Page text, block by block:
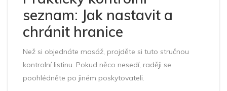
seznam: Jak nastavit a
chránit hranice
Než si objednáte masáž, projděte si tuto stručnou
kontrolní listinu. Pokud něco nesedí, raději se
poohlédněte po jiném poskytovateli.